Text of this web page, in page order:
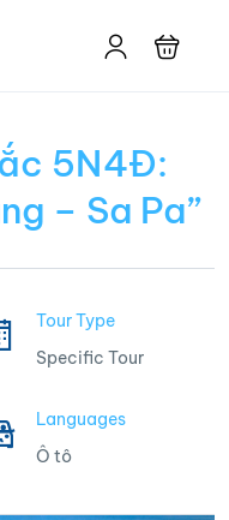
5N4Đ:
– Sa Pa”
Tour Type
Specific Tour
Languages
Ô tô